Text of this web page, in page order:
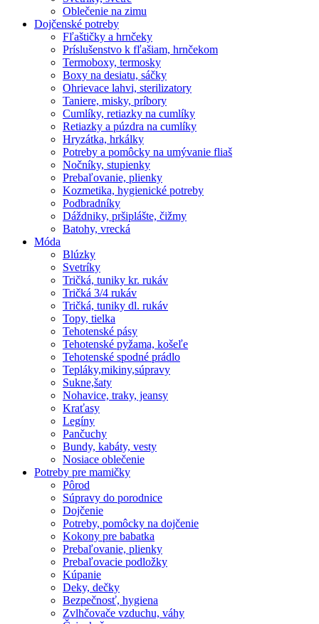
Oblečenie na zimu
Dojčenské potreby
Fľaštičky a hrnčeky
Príslušenstvo k fľašiam, hrnčekom
Termoboxy, termosky
Boxy na desiatu, sáčky
Ohrievace lahvi, sterilizatory
Taniere, misky, príbory
Cumlíky, retiazky na cumlíky
Retiazky a púzdra na cumlíky
Hryzátka, hrkálky
Potreby a pomôcky na umývanie fliaš
Nočníky, stupienky
Prebaľovanie, plienky
Kozmetika, hygienické potreby
Podbradníky
Dáždniky, pršiplášte, čižmy
Batohy, vrecká
Móda
Blúzky
Svetríky
Tričká, tuniky kr. rukáv
Tričká 3/4 rukáv
Tričká, tuniky dl. rukáv
Topy, tielka
Tehotenské pásy
Tehotenské pyžama, košeľe
Tehotenské spodné prádlo
Tepláky,mikiny,súpravy
Sukne,šaty
Nohavice, traky, jeansy
Kraťasy
Legíny
Pančuchy
Bundy, kabáty, vesty
Nosiace oblečenie
Potreby pre mamičky
Pôrod
Súpravy do porodnice
Dojčenie
Potreby, pomôcky na dojčenie
Kokony pre babatka
Prebaľovanie, plienky
Prebaľovacie podložky
Kúpanie
Deky, dečky
Bezpečnosť, hygiena
Zvlhčovače vzduchu, váhy